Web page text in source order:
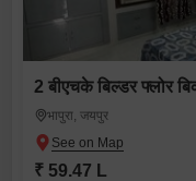
2 बीएचके बिल्डर फ्लोर
भापुरा, जयपुर
₹ 59.47 L